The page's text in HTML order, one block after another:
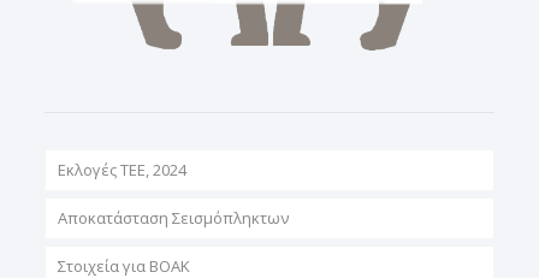
Εκλογές ΤΕΕ, 2024
Αποκατάσταση Σεισμόπληκτων
Στοιχεία για ΒΟΑΚ